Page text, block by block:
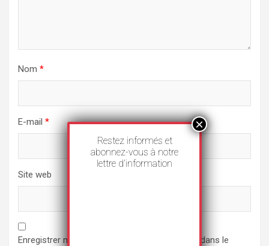
Nom *
E-mail *
Site web
Enregistrer mon nom, mon e-mail et mon site dans le
Restez informés et
abonnez-vous à notre
lettre d’information